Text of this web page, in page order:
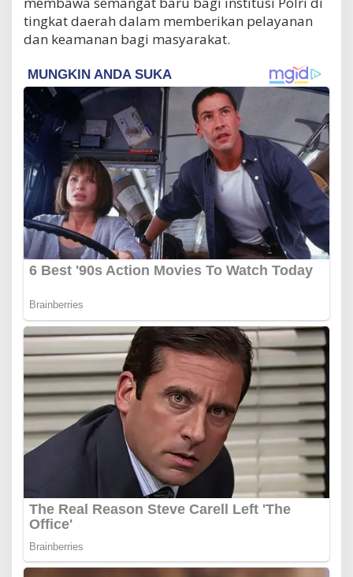
tingkat daerah dalam memberikan pelayanan
dan keamanan bagi masyarakat.